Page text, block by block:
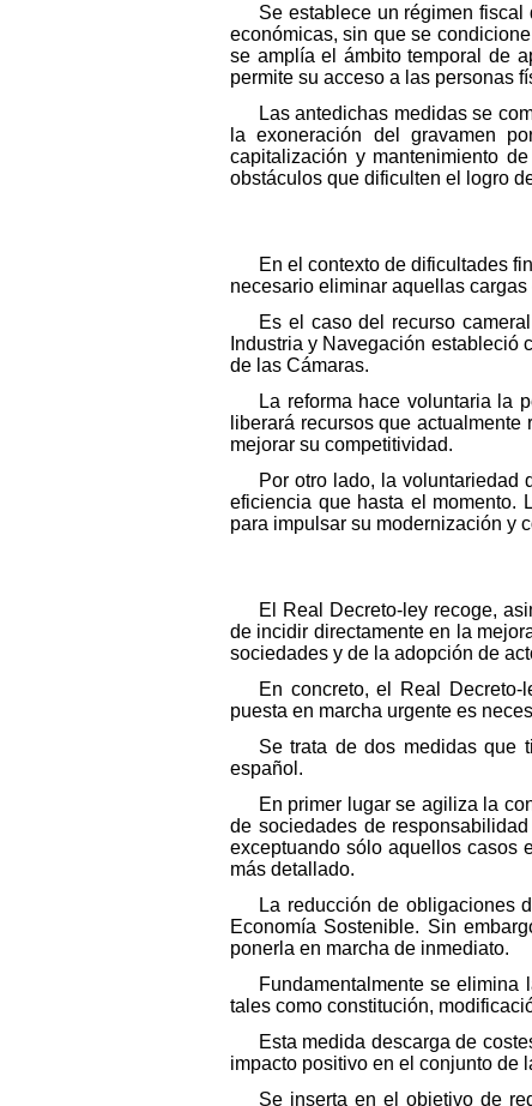
Se establece un régimen
económicas, sin que se
se amplía el ámbito temporal de
permite su acceso a las personas
Las antedichas medidas se
la exoneración del gravamen
capitalización y mantenimiento
obstáculos que dificulten el logro
En el contexto de dificultades
necesario eliminar aquellas
Es el caso del recurso
Industria y Navegación estableció
de las Cámaras.
La reforma hace voluntaria la
liberará recursos que
mejorar su competitividad.
Por otro lado, la voluntariedad
eficiencia que hasta el momento.
para impulsar su modernización y
El Real Decreto-ley recoge,
de incidir directamente en la
sociedades y de la adopción de
En concreto, el Real
puesta en marcha urgente es
Se trata de dos medidas que
español.
En primer lugar se agiliza la
de sociedades de
exceptuando sólo aquellos casos
más detallado.
La reducción de obligaciones
Economía Sostenible. Sin
ponerla en marcha de inmediato.
Fundamentalmente se
tales como constitución,
Esta medida descarga de
impacto positivo en el conjunto de
Se inserta en el objetivo de